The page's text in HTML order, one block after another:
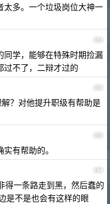
多。一个垃圾岗位大神一
64
同学，能够在特殊时期捡漏
过不了，二辩才过的
65
？对他提升职级有帮助是
66
有帮助的。
67
得一条路走到黑，然后蠢的
是不是也会有这样的眼